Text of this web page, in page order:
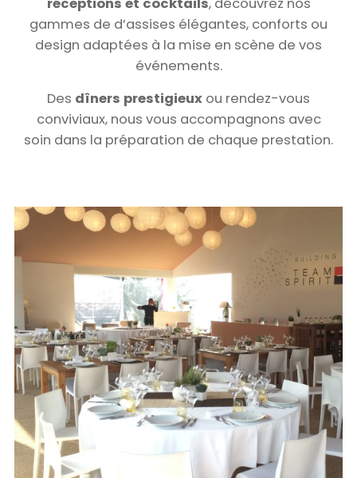
réceptions et cocktails, découvrez nos
gammes de d’assises élégantes, conforts ou
design adaptées à la mise en scène de vos
événements.
Des dîners prestigieux ou rendez-vous
conviviaux, nous vous accompagnons avec
soin dans la préparation de chaque prestation.